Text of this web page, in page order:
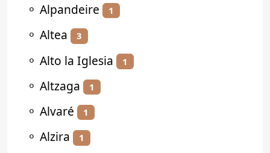
⚬ Alpandeire 1
⚬ Altea 3
⚬ Alto la Iglesia 1
⚬ Altzaga 1
⚬ Alvaré 1
⚬ Alzira 1